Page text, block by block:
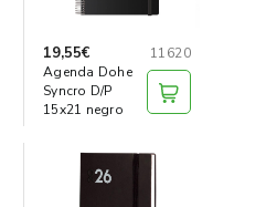
19,55€
11620
Agenda Dohe
Syncro D/P
15x21 negro